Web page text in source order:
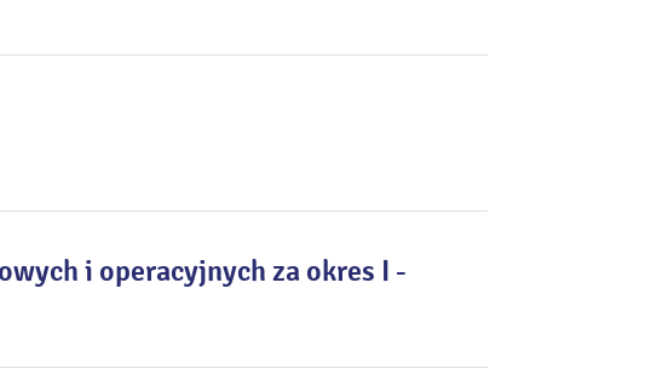
i operacyjnych za okres I -